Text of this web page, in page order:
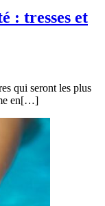
: tresses et
qui seront les plus
en[…]